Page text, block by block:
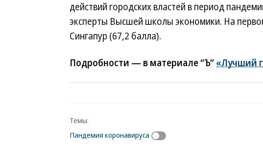
действий городских властей в период
эксперты Высшей школы экономики. На
Сингапур (67,2 балла).
Подробности — в материале “Ъ”«Лучший
Темы:
Пандемия коронавируса